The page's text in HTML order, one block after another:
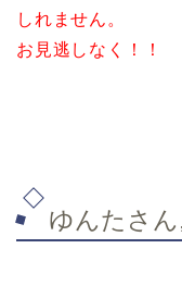
しれません。
お見逃しなく！！
ゆんたさ